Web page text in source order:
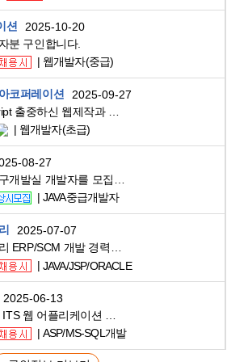
션
2025-10-20
분 구인합니다.
웹개발자(중급)
코퍼레이션
2025-09-27
웹개발자(초급)
08-27
JAVA중급개발자
2025-07-07
JAVA/JSP/ORACLE
2025-06-13
ASP/MS-SQL개발